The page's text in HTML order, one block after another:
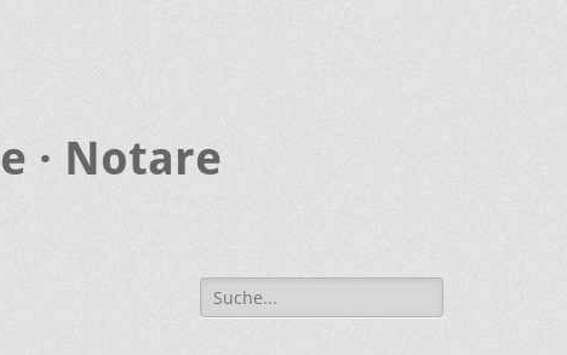
· Notare
Search
for: